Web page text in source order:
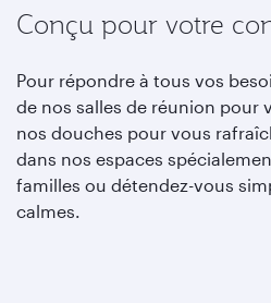
Conçu pour votre
Pour répondre à tous vos
de nos salles de réunion pour
nos douches pour vous
dans nos espaces
familles ou détendez-vous
calmes.